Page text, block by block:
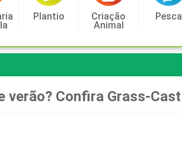
Plantio Criação
Animal
Pesca
verão? Confira Grass-Cast